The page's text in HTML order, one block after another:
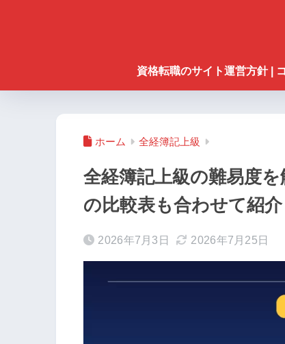
資格転職のサイト運営方針 |
ホーム 全経簿記上級
全経簿記上級の難易度
の比較表も合わせて紹介
2026年7月3日 2026年7月25日